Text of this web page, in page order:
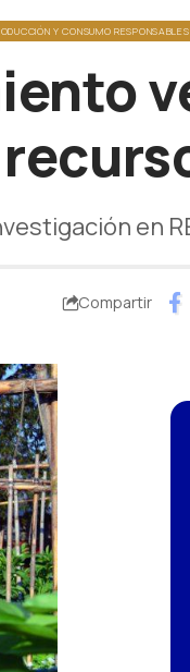
Y CONSUMO RESPONSABLES
en
Compartir